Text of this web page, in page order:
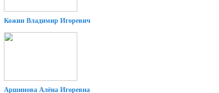
Кожин Владимир Игоревич
Аршинова Алёна Игоревна